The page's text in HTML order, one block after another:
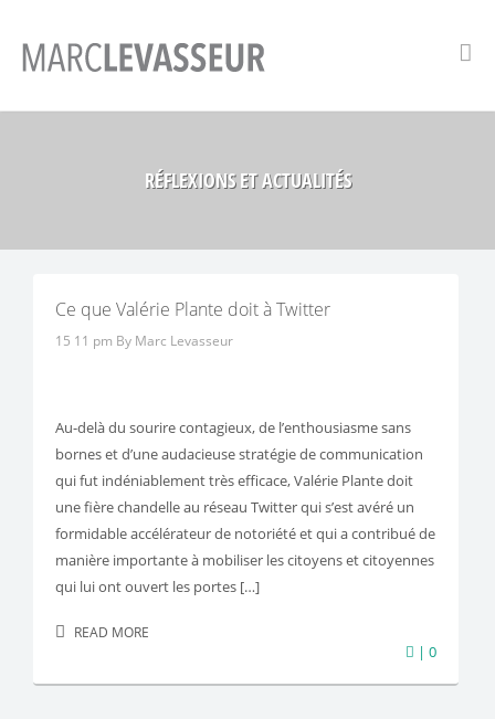
RÉFLEXIONS ET ACTUALITÉS
Ce que Valérie Plante doit à Twitter
15 11 pm By Marc Levasseur
Au-delà du sourire contagieux, de l’enthousiasme sans
bornes et d’une audacieuse stratégie de communication
qui fut indéniablement très efficace, Valérie Plante doit
une fière chandelle au réseau Twitter qui s’est avéré un
formidable accélérateur de notoriété et qui a contribué de
manière importante à mobiliser les citoyens et citoyennes
qui lui ont ouvert les portes […]
READ MORE
| 0